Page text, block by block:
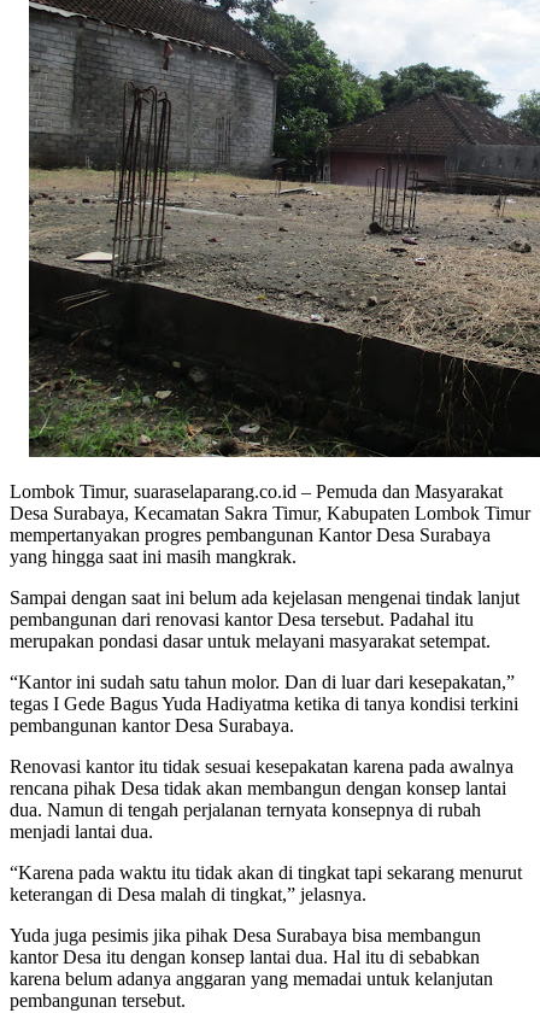
Lombok Timur, suaraselaparang.co.id – Pemuda dan Masyarakat
Desa Surabaya, Kecamatan Sakra Timur, Kabupaten Lombok Timur
mempertanyakan progres pembangunan Kantor Desa Surabaya
yang hingga saat ini masih mangkrak.
Sampai dengan saat ini belum ada kejelasan mengenai tindak lanjut
pembangunan dari renovasi kantor Desa tersebut. Padahal itu
merupakan pondasi dasar untuk melayani masyarakat setempat.
“Kantor ini sudah satu tahun molor. Dan di luar dari kesepakatan,”
tegas I Gede Bagus Yuda Hadiyatma ketika di tanya kondisi terkini
pembangunan kantor Desa Surabaya.
Renovasi kantor itu tidak sesuai kesepakatan karena pada awalnya
rencana pihak Desa tidak akan membangun dengan konsep lantai
dua. Namun di tengah perjalanan ternyata konsepnya di rubah
menjadi lantai dua.
“Karena pada waktu itu tidak akan di tingkat tapi sekarang menurut
keterangan di Desa malah di tingkat,” jelasnya.
Yuda juga pesimis jika pihak Desa Surabaya bisa membangun
kantor Desa itu dengan konsep lantai dua. Hal itu di sebabkan
karena belum adanya anggaran yang memadai untuk kelanjutan
pembangunan tersebut.